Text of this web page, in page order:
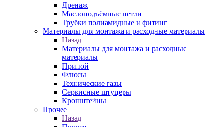
Дренаж
Маслоподъёмные петли
Трубки полиамидные и фитинг
Материалы для монтажа и расходные материалы
Назад
Материалы для монтажа и расходные
материалы
Припой
Флюсы
Технические газы
Сервисные штуцеры
Кронштейны
Прочее
Назад